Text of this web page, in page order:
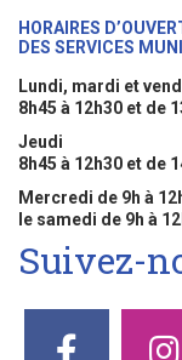
HORAIRES
DES SERVICES
Lundi, mardi et
8h45 à 12h30 et de
Jeudi
8h45 à 12h30 et de
Mercredi de 9h à
le samedi de 9h à
Suivez-